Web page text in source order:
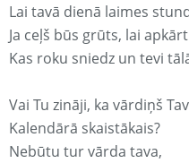
Lai tavā dienā laimes
Ja ceļš būs grūts, lai
Kas roku sniedz un tevi
Vai Tu zināji, ka vārdiņš
Kalendārā skaistākais?
Nebūtu tur vārda tava,